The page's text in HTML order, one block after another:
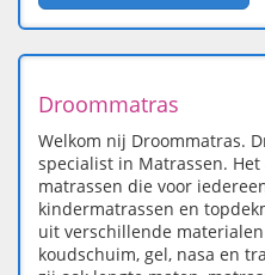
Droommatras
Welkom nij Droommatras.
specialist in Matrassen.
matrassen die voor
kindermatrassen en
uit verschillende
koudschuim, gel, nasa en